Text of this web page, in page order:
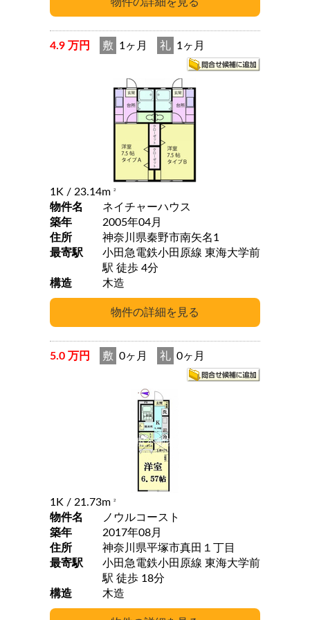
4.9 万円 敷 1ヶ月 礼 1ヶ月
1K / 23.14m 2
物件名
ネイチャーハウス
築年
2005年04月
住所
神奈川県秦野市南矢名1
最寄駅
小田急電鉄小田原線 東海大学前
駅 徒歩 4分
構造
木造
5.0 万円 敷 0ヶ月 礼 0ヶ月
1K / 21.73m 2
物件名
ノウルコースト
築年
2017年08月
住所
神奈川県平塚市真田１丁目
最寄駅
小田急電鉄小田原線 東海大学前
駅 徒歩 18分
構造
木造